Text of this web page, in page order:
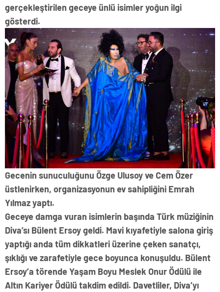
gerçekleştirilen geceye ünlü isimler yoğun ilgi
gösterdi.
Gecenin sunuculuğunu Özge Ulusoy ve Cem Özer
üstlenirken, organizasyonun ev sahipliğini Emrah
Yılmaz yaptı.
Geceye damga vuran isimlerin başında Türk müziğinin
Diva’sı Bülent Ersoy geldi. Mavi kıyafetiyle salona giriş
yaptığı anda tüm dikkatleri üzerine çeken sanatçı,
şıklığı ve zarafetiyle gece boyunca konuşuldu. Bülent
Ersoy’a törende Yaşam Boyu Meslek Onur Ödülü ile
Altın Kariyer Ödülü takdim edildi. Davetliler, Diva’yı